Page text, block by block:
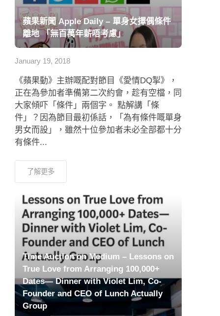
蘋果新聞 Apple Daily – 單身女擇偶條件
離地 「無百萬年薪唔考慮」
January 19, 2018
《蘋果動》主辦嘅配對節目《愛情DQ掣》，
正在為參加者準備第二次約會，趁有空檔，同
大家傾吓「條件」兩個字。 點解講「條
件」？因為節目最初係話，「為有條件嘅單身
男女而設」，雖然十位參加者未必全部都十分
有條件...
了解更多
Time Auction on Medium – Lessons on
True Love from Arranging 100,000+
Dates— Dinner with Violet Lim, Co-
Founder and CEO of Lunch Actually
Group